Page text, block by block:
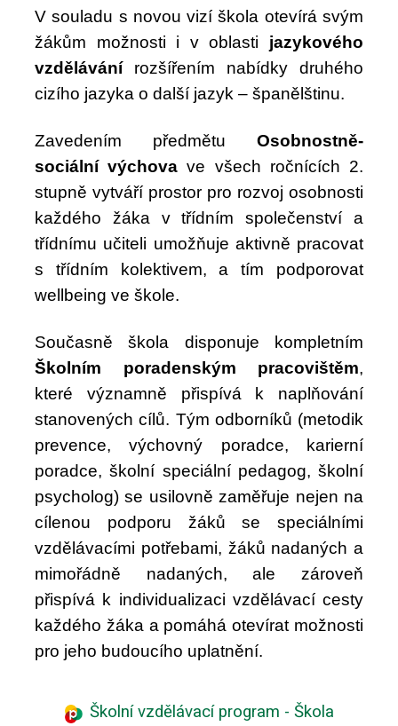
V souladu s novou vizí škola otevírá svým
žákům možnosti i v oblasti jazykového
vzdělávánírozšířením nabídky druhého
cizího jazyka o další jazyk – španělštinu.
Zavedením předmětu Osobnostně-
sociální výchova ve všech ročnících 2.
stupně vytváří prostor pro rozvoj osobnosti
každého žáka v třídním společenství a
třídnímu učiteli umožňuje aktivně pracovat
s třídním kolektivem, a tím podporovat
wellbeing ve škole.
Současně škola disponuje kompletním
Školním poradenským pracovištěm,
které významně přispívá k naplňování
stanovených cílů. Tým odborníků (metodik
prevence, výchovný poradce, karierní
poradce, školní speciální pedagog, školní
psycholog) se usilovně zaměřuje nejen na
cílenou podporu žáků se speciálními
vzdělávacími potřebami, žáků nadaných a
mimořádně nadaných, ale zároveň
přispívá k individualizaci vzdělávací cesty
každého žáka a pomáhá otevírat možnosti
pro jeho budoucího uplatnění.
Školní vzdělávací program - Škola